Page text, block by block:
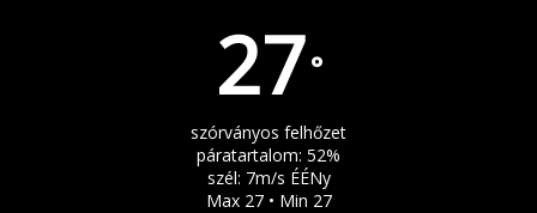
27°
szórványos felhőzet
páratartalom: 52%
szél: 7m/s ÉÉNy
Max 27 • Min 27